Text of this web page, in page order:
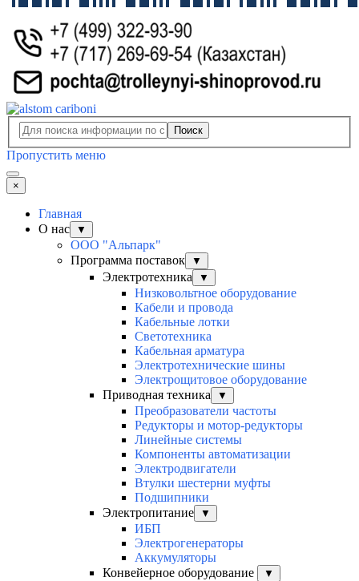
Поиск
Пропустить меню
×
Главная
О нас
▼
ООО "Альпарк"
Программа поставок
▼
Электротехника ▼
Низковольтное оборудование
Кабели и провода
Кабельные лотки
Светотехника
Кабельная арматура
Электротехнические шины
Электрощитовое оборудование
Приводная техника
▼
Преобразователи частоты
Редукторы и мотор-редукторы
Линейные системы
Компоненты автоматизации
Электродвигатели
Втулки шестерни муфты
Подшипники
Электропитание
▼
ИБП
Электрогенераторы
Аккумуляторы
Конвейерное оборудование
▼